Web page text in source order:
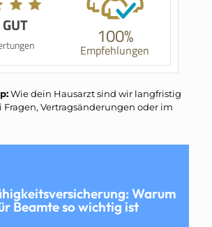
100%
Empfehlungen
Wie dein Hausarzt sind wir langfristig
Fragen, Vertragsänderungen oder im
Warum
Beamte so wichtig ist